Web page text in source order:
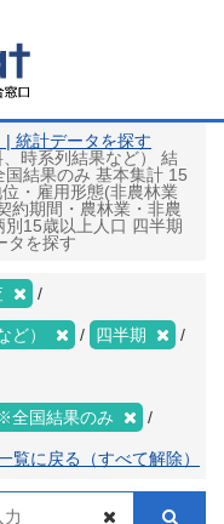
統計データを探す
時系列結果など） 結
結果のみ 基本集計 15
・雇用形態(非農林業
約期間・農林業・非農
15歳以上人口 四半期
タを探す
ど） 四半期
全国結果のみ
覧に戻る（すべて解除）